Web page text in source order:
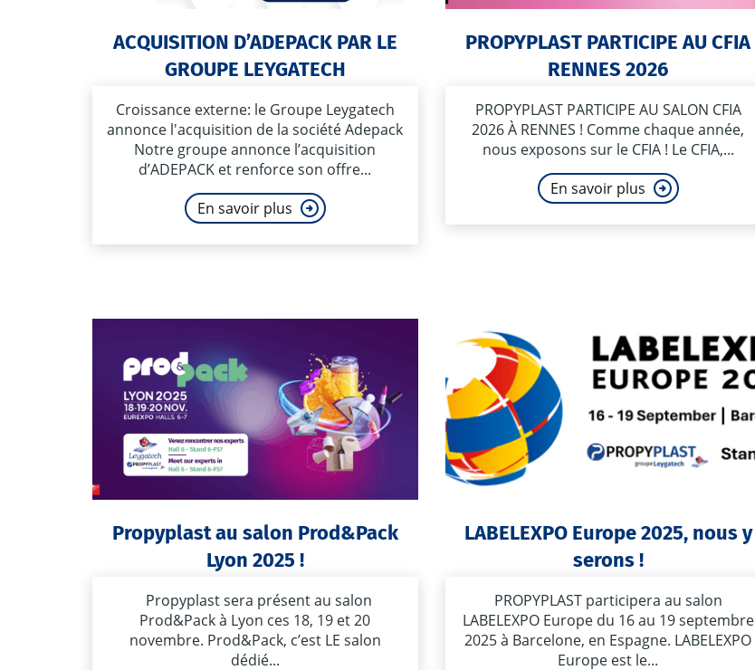
ACQUISITION D’ADEPACK PAR LE
GROUPE LEYGATECH
Croissance externe: le Groupe Leygatech
annonce l'acquisition de la société Adepack
Notre groupe annonce l’acquisition
d’ADEPACK et renforce son offre...
En savoir plus
PROPYPLAST PARTICIPE AU CFIA
RENNES 2026
PROPYPLAST PARTICIPE AU SALON CFIA
2026 À RENNES ! Comme chaque année,
nous exposons sur le CFIA ! Le CFIA,...
En savoir plus
Propyplast au salon Prod&Pack
Lyon 2025 !
Propyplast sera présent au salon
Prod&Pack à Lyon ces 18, 19 et 20
novembre. Prod&Pack, c’est LE salon
dédié...
LABELEXPO Europe 2025, nous y
serons !
PROPYPLAST participera au salon
LABELEXPO Europe du 16 au 19 septembre
2025 à Barcelone, en Espagne. LABELEXPO
Europe est le...